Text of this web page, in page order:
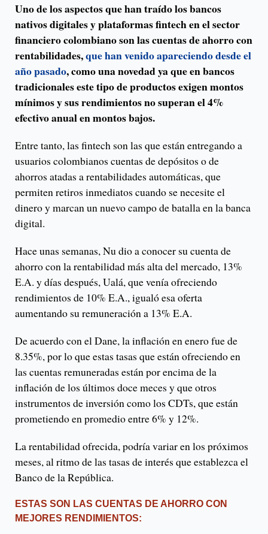
Uno de los aspectos que han traído los bancos
nativos digitales y plataformas fintech en el sector
financiero colombiano son las cuentas de ahorro con
rentabilidades,que han venido apareciendo desde el
año pasado, como una novedad ya que en bancos
tradicionales este tipo de productos exigen montos
mínimos y sus rendimientos no superan el 4%
efectivo anual en montos bajos.
Entre tanto, las fintech son las que están entregando a
usuarios colombianos cuentas de depósitos o de
ahorros atadas a rentabilidades automáticas, que
permiten retiros inmediatos cuando se necesite el
dinero y marcan un nuevo campo de batalla en la banca
digital.
Hace unas semanas, Nu dio a conocer su cuenta de
ahorro con la rentabilidad más alta del mercado, 13%
E.A. y días después, Ualá, que venía ofreciendo
rendimientos de 10% E.A., igualó esa oferta
aumentando su remuneración a 13% E.A.
De acuerdo con el Dane, la inflación en enero fue de
8.35%, por lo que estas tasas que están ofreciendo en
las cuentas remuneradas están por encima de la
inflación de los últimos doce meces y que otros
instrumentos de inversión como los CDTs, que están
prometiendo en promedio entre 6% y 12%.
La rentabilidad ofrecida, podría variar en los próximos
meses, al ritmo de las tasas de interés que establezca el
Banco de la República.
ESTAS SON LAS CUENTAS DE AHORRO CON
MEJORES RENDIMIENTOS: